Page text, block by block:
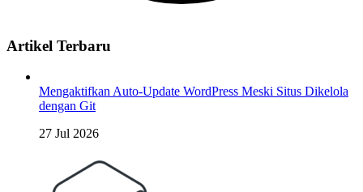
Artikel Terbaru
Mengaktifkan Auto-Update WordPress Meski Situs Dikelola
dengan Git
27 Jul 2026